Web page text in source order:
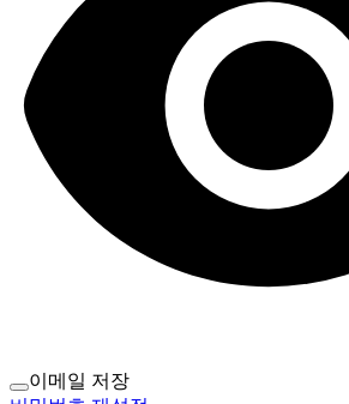
이메일 저장